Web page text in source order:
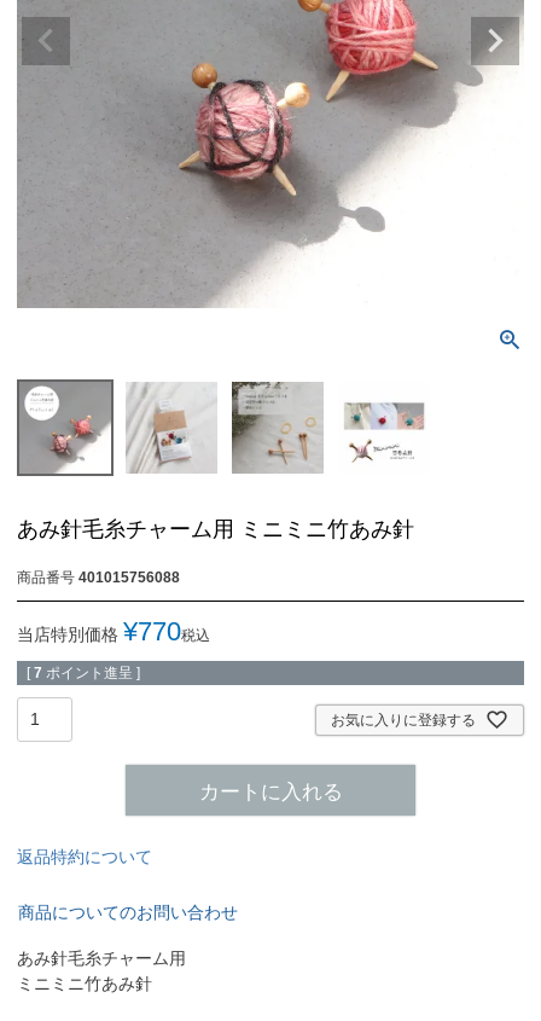
あみ針毛糸チャーム用 ミニミニ竹あみ針
商品番号 401015756088
当店特別価格 ¥770税込
[ 7 ポイント進呈 ]
お気に入りに登録する
カートに入れる
返品特約について
商品についてのお問い合わせ
あみ針毛糸チャーム用
ミニミニ竹あみ針